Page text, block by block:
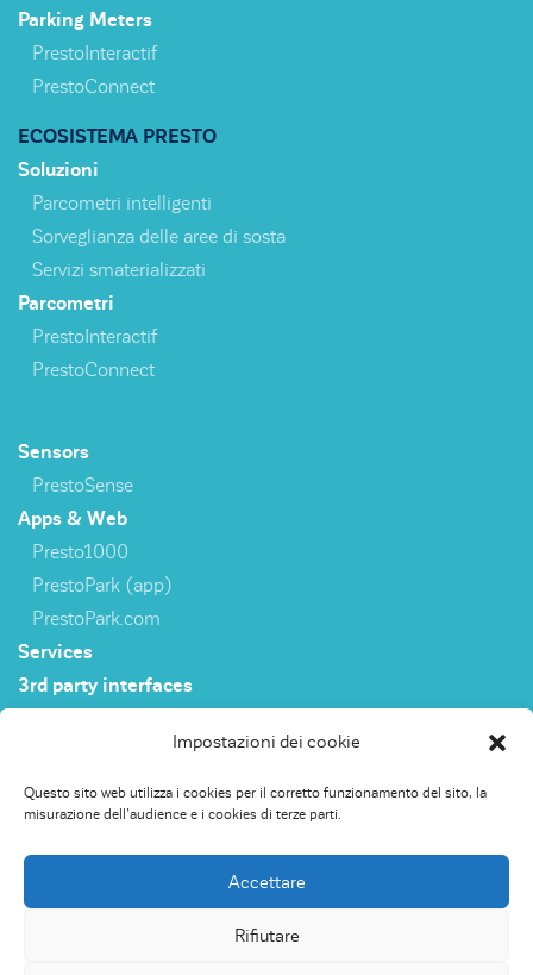
Impostazioni dei cookie
Questo sito web utilizza i cookies per il corretto funzionamento del sito, la
misurazione dell’audience e i cookies di terze parti.
Accettare
Rifiutare
Parking Meters
PrestoInteractif
PrestoConnect
ECOSISTEMA PRESTO
Soluzioni
Parcometri intelligenti
Sorveglianza delle aree di sosta
Servizi smaterializzati
Parcometri
PrestoInteractif
PrestoConnect
Sensors
PrestoSense
Apps & Web
Presto1000
PrestoPark (app)
PrestoPark.com
Services
3rd party interfaces
PrestoSense